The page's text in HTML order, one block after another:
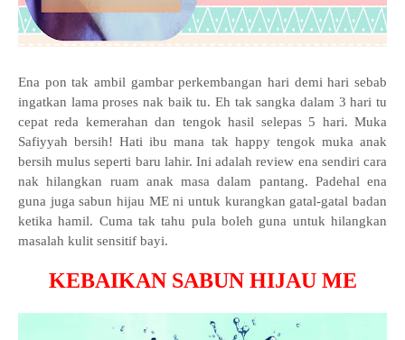
Ena pon tak ambil gambar perkembangan hari demi hari sebab
ingatkan lama proses nak baik tu. Eh tak sangka dalam 3 hari tu
cepat reda kemerahan dan tengok hasil selepas 5 hari. Muka
Safiyyah bersih! Hati ibu mana tak happy tengok muka anak
bersih mulus seperti baru lahir. Ini adalah review ena sendiri cara
nak hilangkan ruam anak masa dalam pantang. Padehal ena
guna juga sabun hijau ME ni untuk kurangkan gatal-gatal badan
ketika hamil. Cuma tak tahu pula boleh guna untuk hilangkan
masalah kulit sensitif bayi.
KEBAIKAN SABUN HIJAU ME